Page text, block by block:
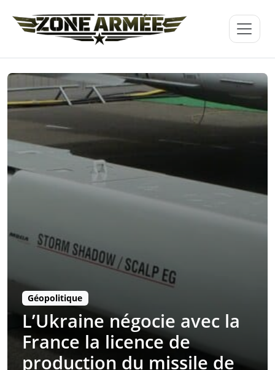
Géopolitique
L’Ukraine négocie avec la
France la licence de
production du missile de